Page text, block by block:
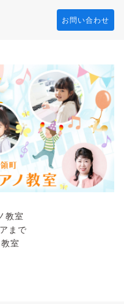
お問い合わせ
教室
まで
室